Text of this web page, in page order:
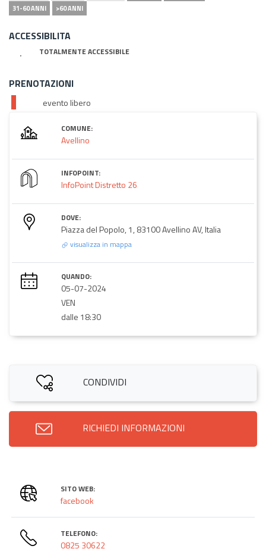
31-60 ANNI >60 ANNI
ACCESSIBILITA
TOTALMENTE ACCESSIBILE
PRENOTAZIONI
evento libero
COMUNE:
Avellino
INFOPOINT:
InfoPoint Distretto 26
DOVE:
Piazza del Popolo, 1, 83100 Avellino AV, Italia
visualizza in mappa
QUANDO:
05-07-2024
VEN
dalle 18:30
CONDIVIDI
RICHIEDI INFORMAZIONI
SITO WEB:
facebook
TELEFONO:
0825 30622